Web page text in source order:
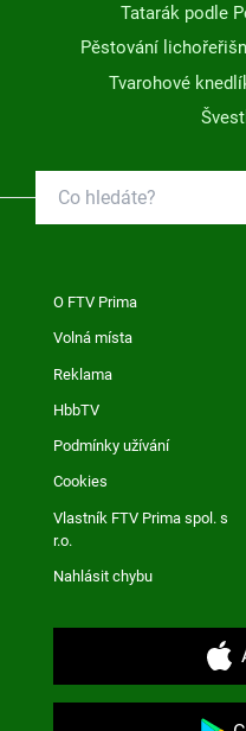
Tatarák podle
Pěstování
Tvarohové
O FTV Prima
Volná místa
Reklama
HbbTV
Podmínky užívání
Cookies
Vlastník FTV Prima spol. s
r.o.
Nahlásit chybu